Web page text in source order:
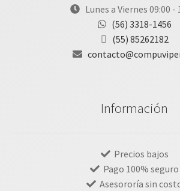
Lunes a Viernes 09:00 -
(56) 3318-1456
(55) 85262182
Información
Precios bajos
Pago 100% seguro
Asesororía sin